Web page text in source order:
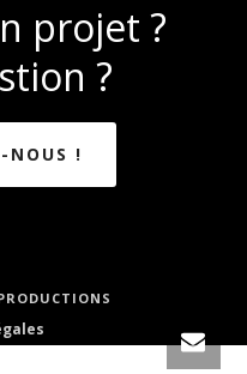
projet ?
?
NOUS !